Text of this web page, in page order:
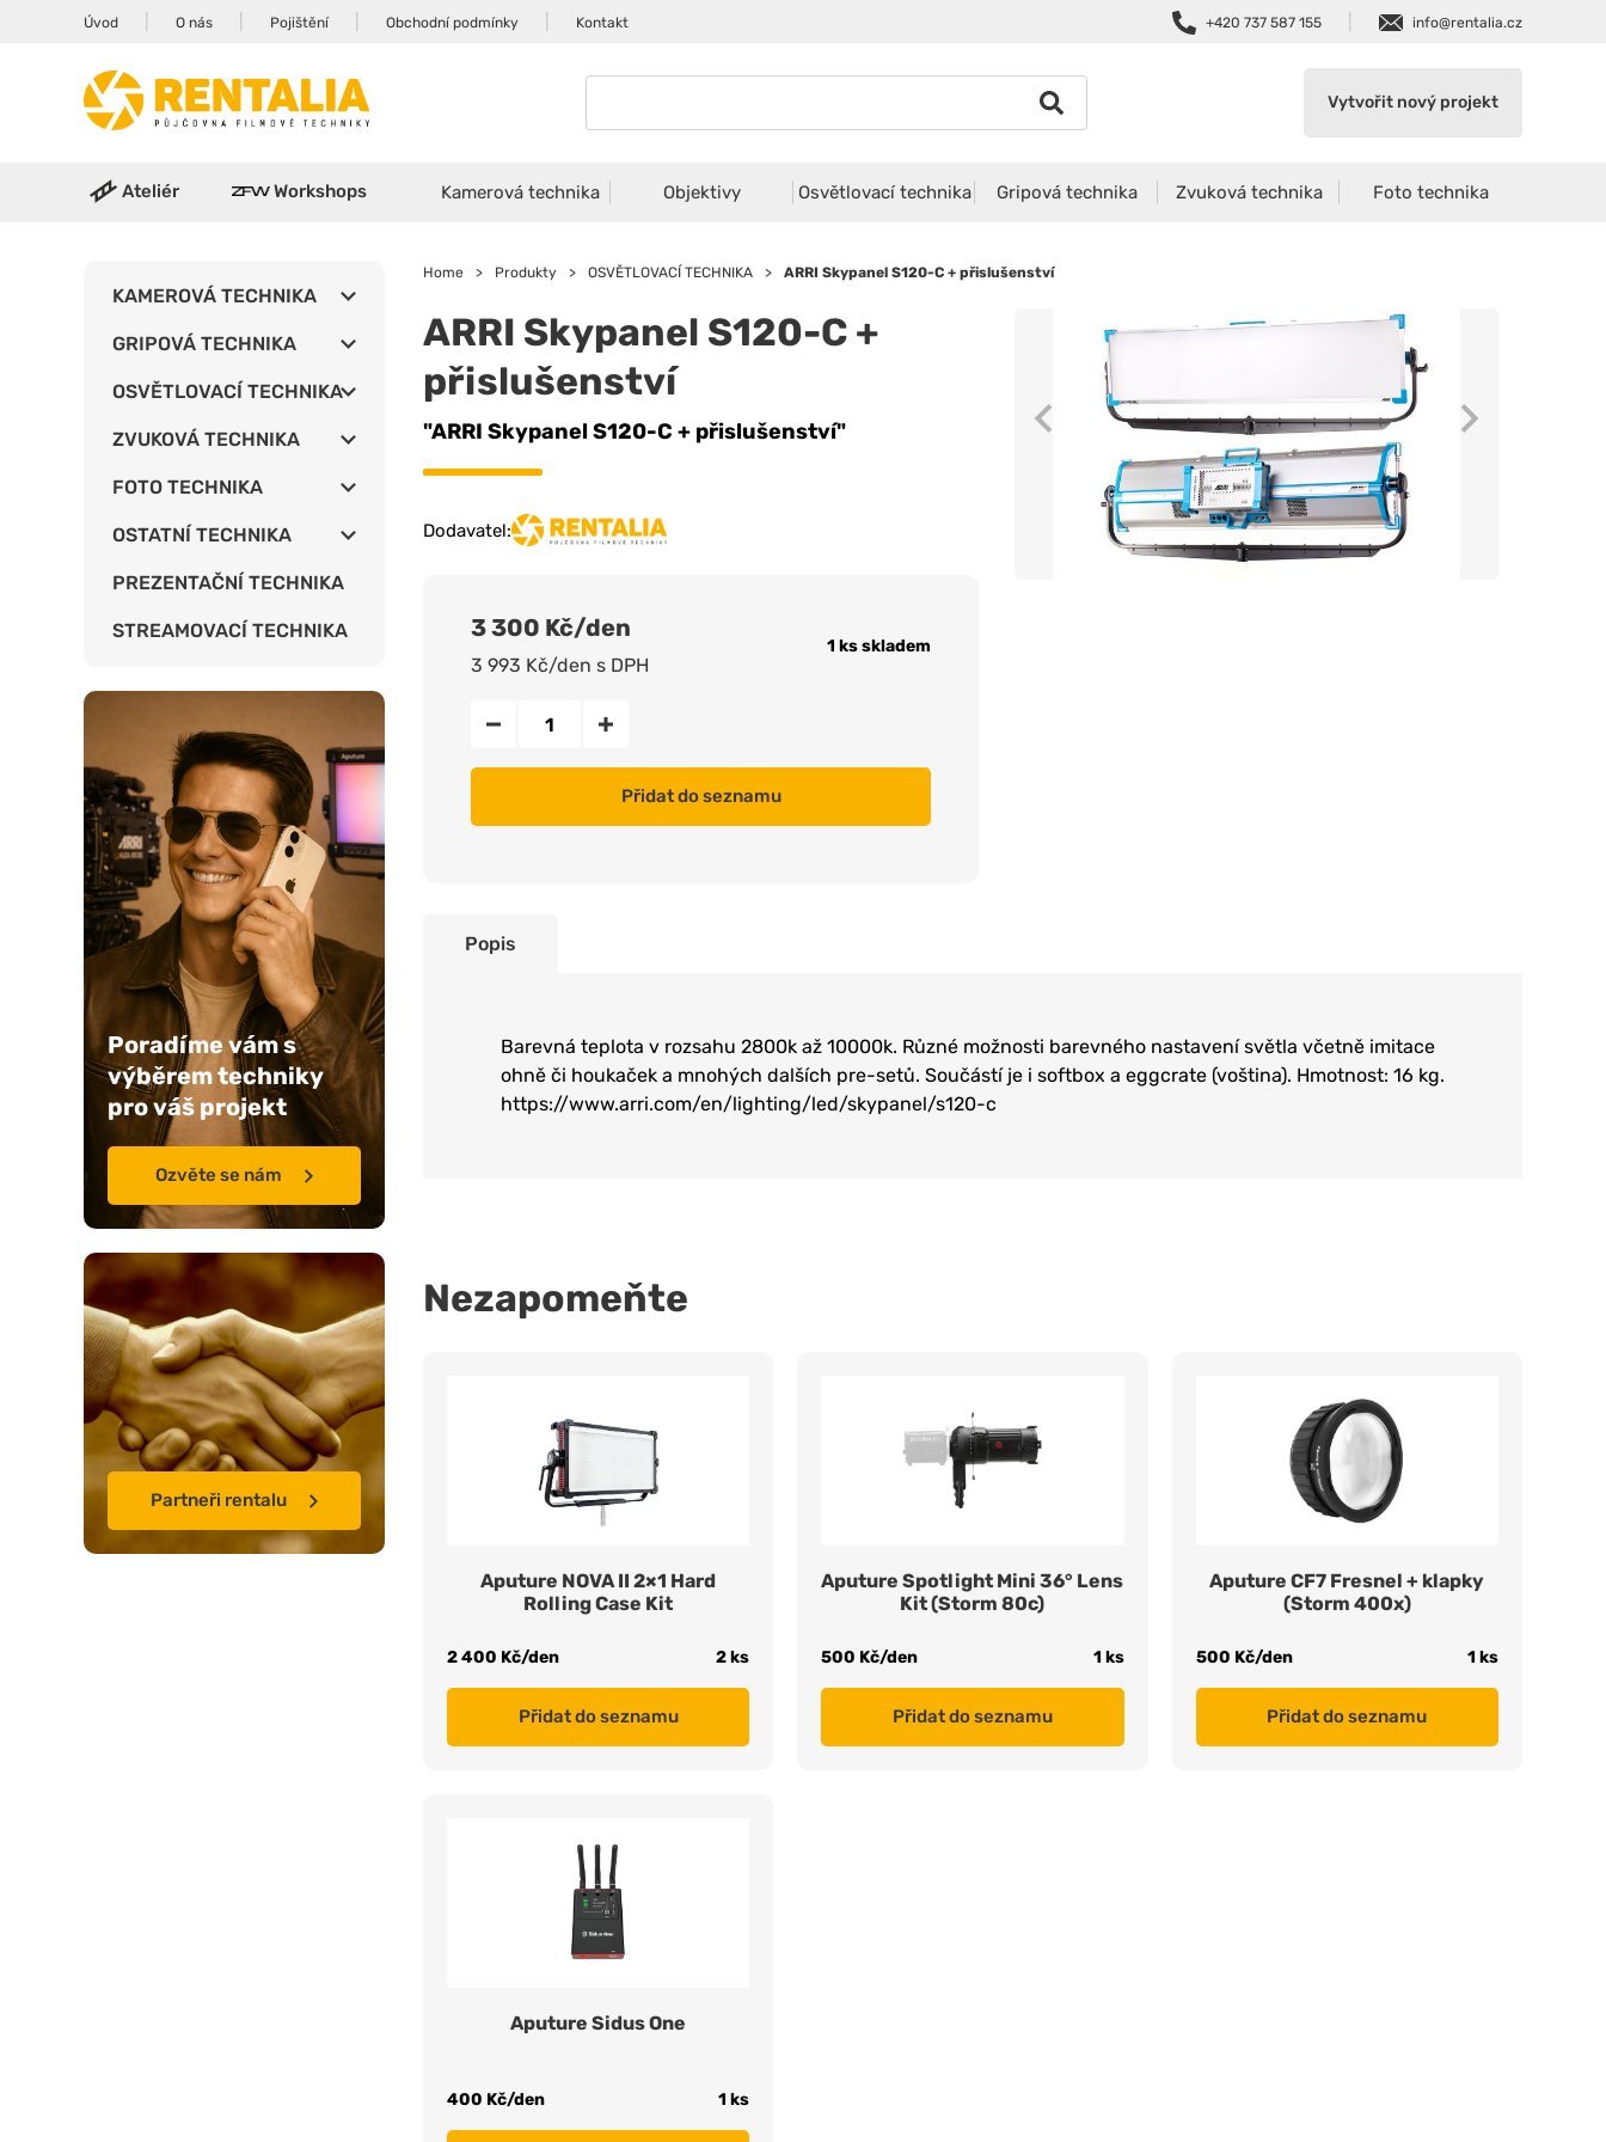
Úvod O nás Pojištění Obchodní podmínky Kontakt +420 737 587 155 info@rentalia.cz
Vytvořit nový projekt
Ateliér Workshops Kamerová technika Objektivy Osvětlovací technika Gripová technika Zvuková technika Foto technika
KAMEROVÁ TECHNIKA
GRIPOVÁ TECHNIKA
OSVĚTLOVACÍ TECHNIKA
ZVUKOVÁ TECHNIKA
FOTO TECHNIKA
OSTATNÍ TECHNIKA
PREZENTAČNÍ TECHNIKA
STREAMOVACÍ TECHNIKA
Poradíme vám s
výběrem techniky
pro váš projekt
Ozvěte se nám
Partneři rentalu
Home > Produkty > OSVĚTLOVACÍ TECHNIKA > ARRI Skypanel S120-C + přislušenství
ARRI Skypanel S120-C +
přislušenství
"ARRI Skypanel S120-C + přislušenství"
Dodavatel:
3 300 Kč/den
3 993 Kč/den s DPH
1 ks skladem
Přidat do seznamu
Popis
Barevná teplota v rozsahu 2800k až 10000k. Různé možnosti barevného nastavení světla včetně imitace
ohně či houkaček a mnohých dalších pre-setů. Součástí je i softbox a eggcrate (voština). Hmotnost: 16 kg.
https://www.arri.com/en/lighting/led/skypanel/s120-c
Nezapomeňte
Aputure NOVA II 2×1 Hard
Rolling Case Kit
2 400 Kč/den 2 ks
Přidat do seznamu
Aputure Spotlight Mini 36° Lens
Kit (Storm 80c)
500 Kč/den 1 ks
Přidat do seznamu
Aputure CF7 Fresnel + klapky
(Storm 400x)
500 Kč/den 1 ks
Přidat do seznamu
Aputure Sidus One
400 Kč/den 1 ks